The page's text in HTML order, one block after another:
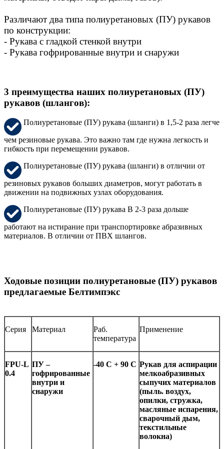
Различают два типа полиуретановых (ПУ) рукавов
по конструкции:
- Рукава с гладкой стенкой внутри
- Рукава гофрированные внутри и снаружи
3 преимущества наших полиуретановых (ПУ)
рукавов (шлангов):
Полиуретановые (ПУ) рукава (шланги) в 1,5-2 раза легче
чем резиновые рукава. Это важно там где нужна легкость и
гибкость при перемещении рукавов.
Полиуретановые (ПУ) рукава (шланги) в отличии от
резиновых рукавов больших диаметров, могут работать в
движении на подвижных узлах оборудования.
Полиуретановые (ПУ) рукава В 2-3 раза дольше
работают на истирание при транспортировке абразивных
материалов. В отличии от ПВХ шлангов.
Ходовые позиции полиуретановые (ПУ) рукавов
предлагаемые Белтимпэкс
Серия Материал
Раб.
температура
Применение
FPU-L
0.4
ПУ –
гофрированные
внутри и
снаружи
-40 C + 90 C Рукав для аспирации
мелкоабразивных
сыпучих материалов
(пыль. воздух,
опилки, стружка,
масляные испарения,
сварочный дым,
текстильные
волокна)